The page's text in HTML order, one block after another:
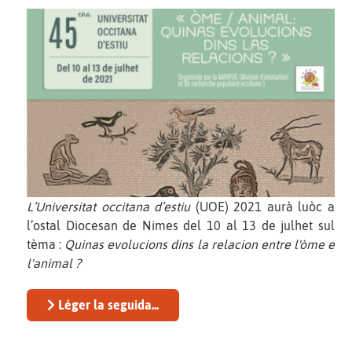
L’Universitat occitana d’estiu(UOE) 2021 aurà luòc a
l’ostal Diocesan de Nimes del 10 al 13 de julhet sul
tèma : Quinas evolucions dins la relacion entre l'òme e
l'animal ?
Léger la seguida...